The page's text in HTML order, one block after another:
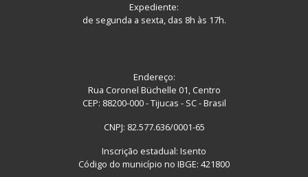
Expediente:
de segunda a sexta, das 8h às 17h.
Endereço:
Rua Coronel Büchelle 01, Centro
CEP: 88200-000 - Tijucas - SC - Brasil
CNPJ: 82.577.636/0001-65
Inscrição estadual: Isento
Código do município no IBGE: 421800